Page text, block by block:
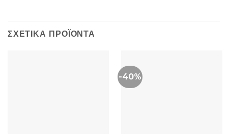
ΣΧΕΤΙΚΆ ΠΡΟΪΌΝΤΑ
-40%